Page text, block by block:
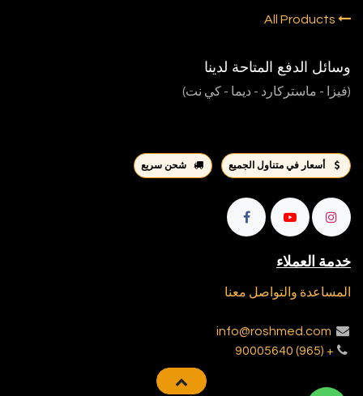
وسائل الدفع المتاحة لدينا
(فيزا - ماستركارد - ديما - كي نت)
أسعار في متناول الجميع شحن سريع
خدمة العملاء
المساعدة والتواصل معنا
info@roshmed.com
+ (965) 90005640